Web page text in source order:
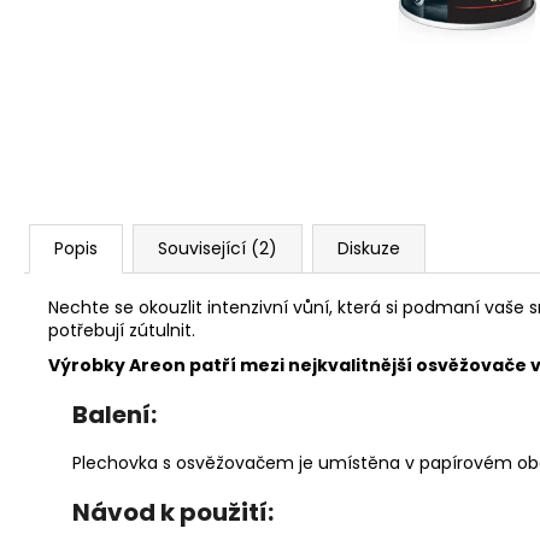
Popis Související (2) Diskuze
Nechte se okouzlit intenzivní vůní, která si podmaní vaše
potřebují zútulnit.
Výrobky Areon patří mezi nejkvalitnější osvěžovače
Balení:
Plechovka s osvěžovačem je umístěna v papírovém
Návod k použití: